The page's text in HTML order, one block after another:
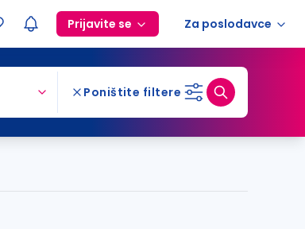
Prijavite se Za poslodavce
Poništite filtere